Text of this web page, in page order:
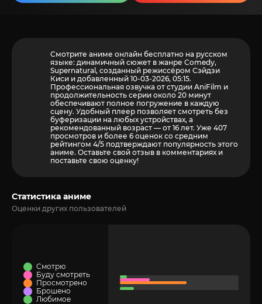
Смотрите аниме онлайн бесплатно на русском
языке: динамичный сюжет в жанре Comedy,
Supernatural, созданный режиссёром Сэйдзи
Киси и добавленный 10-03-2026, 05:15.
Профессиональная озвучка от студии AniFilm и
продолжительность серии около 20 минут
обеспечивают полное погружение в каждую
сцену. Удобный плеер позволяет смотреть без
буферизации на любых устройствах, а
рекомендованный возраст — от 16 лет. Уже 407
просмотров и более 6 оценок со средним
рейтингом 4/5 подтверждают популярность этого
аниме. Оставьте свой отзыв в комментариях и
поставьте свою оценку!
Статистика аниме
Оценки других пользователей
Смотрю
Буду смотреть
Просмотрено
Брошено
Любимое